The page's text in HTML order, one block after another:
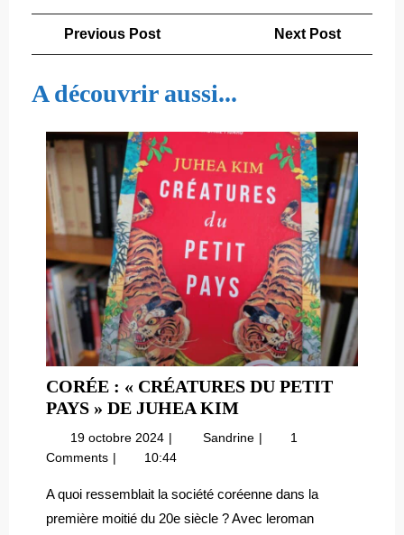
Navigation
de
l’article
Previous PostPrevious
Next Post
A découvrir aussi...
CORÉE : « CRÉATURES DU PETIT
PAYS » DE JUHEA KIMCORÉE
:
« CRÉATURES
PETIT
PAYS »
19 octobre 2024 19
octobre
Sandrine Corée
du
petit
1
Comments
10:44
A quoi ressemblait la société coréenne dans la
première moitié du 20e siècle ? Avec leroman